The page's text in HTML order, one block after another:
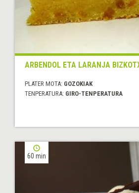
ARBENDOL ETA LARANJA
PLATER MOTA: GOZOKIAK
TENPERATURA: GIRO-TENPERATURA
60 min